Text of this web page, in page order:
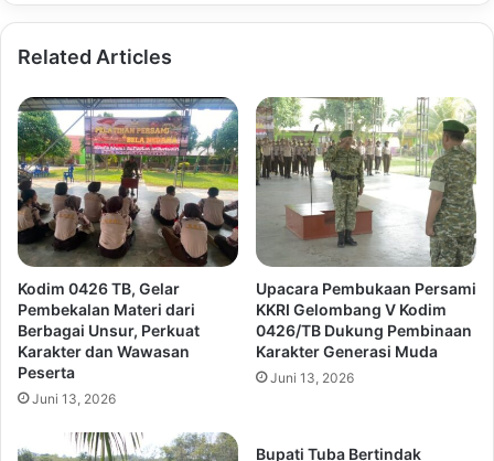
Related Articles
Kodim 0426 TB, Gelar
Pembekalan Materi dari
Berbagai Unsur, Perkuat
Karakter dan Wawasan
Peserta
Juni 13, 2026
Upacara Pembukaan Persami
KKRI Gelombang V Kodim
0426/TB Dukung Pembinaan
Karakter Generasi Muda
Juni 13, 2026
Bupati Tuba Bertindak